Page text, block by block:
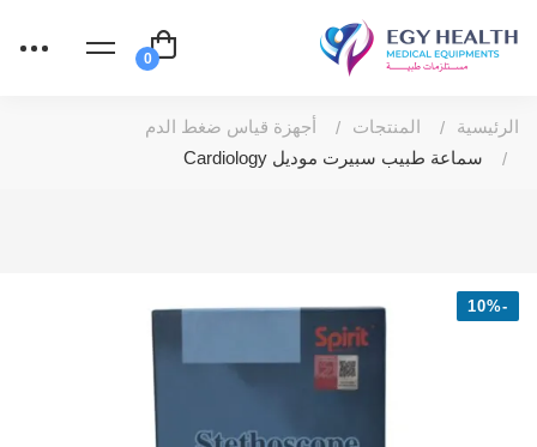
الرئيسية المنتجات
أجهزة قياس ضغط الدم
سماعة طبيب سبيرت موديل Cardiology
-10%